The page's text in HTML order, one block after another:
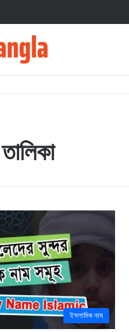
ইসলামিক নাম